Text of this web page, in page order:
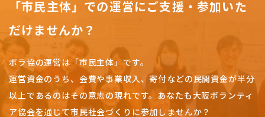
「市民主体」での運営にご支援・参加いた
だけませんか？
ボラ協の運営は「市民主体」です。
運営資金のうち、会費や事業収入、寄付などの民間資金が半分
以上であるのはその意志の現れです。 あなたも大阪ボランティ
ア協会を通じて市民社会づくりに参加しませんか？